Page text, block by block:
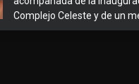
Complejo Celeste y de un